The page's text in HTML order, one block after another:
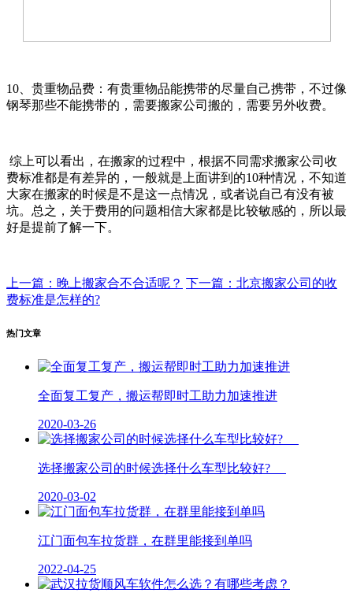
10、贵重物品费：有贵重物品能携带的尽量自己携带，不过像
钢琴那些不能携带的，需要搬家公司搬的，需要另外收费。
综上可以看出，在搬家的过程中，根据不同需求搬家公司收
费标准都是有差异的，一般就是上面讲到的10种情况，不知道
大家在搬家的时候是不是这一点情况，或者说自己有没有被
坑。总之，关于费用的问题相信大家都是比较敏感的，所以最
好是提前了解一下。
上一篇：晚上搬家合不合适呢？ 下一篇：北京搬家公司的收
费标准是怎样的?
热门文章
全面复工复产，搬运帮即时工助力加速推进
2020-03-26
选择搬家公司的时候选择什么车型比较好?
2020-03-02
江门面包车拉货群，在群里能接到单吗
2022-04-25